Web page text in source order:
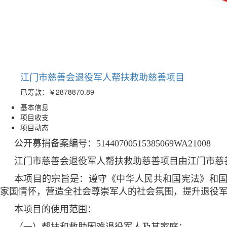
江门市慈善会退役军人帮扶救助慈善项目
已筹款： ￥2878870.89
基本信息
项目收支
项目动态
公开募捐备案编号：51440700515385069WA21008
江门市慈善会退役军人帮扶救助慈善项目由江门市
本项目的宗旨是：遵守《中华人民共和国宪法》和
家国情怀，营造全社会尊崇军人的社会氛围，提升退役
本项目的使用范围：